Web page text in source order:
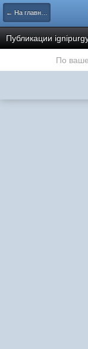
← На главную
Публикации
По